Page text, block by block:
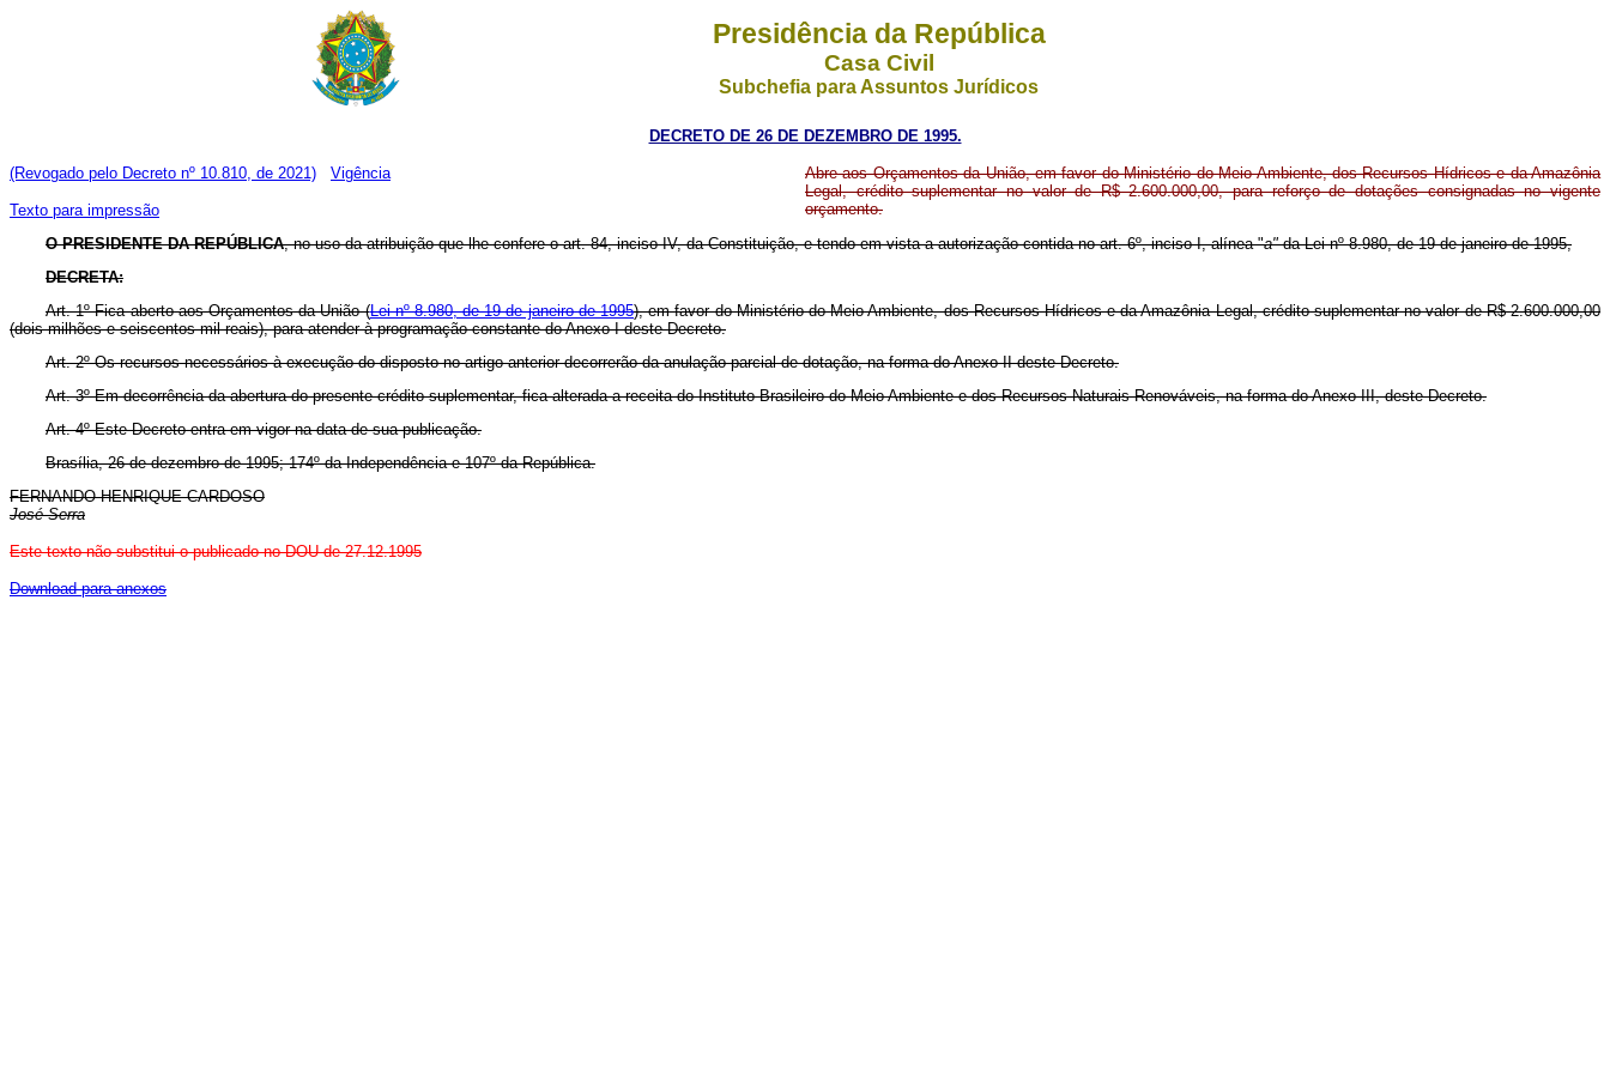
Presidência da República
Casa Civil
Subchefia para Assuntos Jurídicos
DECRETO DE 26 DE DEZEMBRO DE 1995.
(Revogado pelo Decreto nº 10.810, de 2021) Vigência
Texto para impressão
Abre aos Orçamentos da União, em favor do Ministério do Meio Ambiente, dos Recursos Hídricos e da Amazônia
Legal, crédito suplementar no valor de R$ 2.600.000,00, para reforço de dotações consignadas no vigente
orçamento.
O PRESIDENTE DA REPÚBLICA, no uso da atribuição que lhe confere o art. 84, inciso IV, da Constituição, e tendo em vista a autorização contida no art. 6º, inciso I, alínea "a"da Lei nº 8.980, de 19 de janeiro de 1995,
DECRETA:
Art. 1º Fica aberto aos Orçamentos da União (Lei nº 8.980, de 19 de janeiro de 1995), em favor do Ministério do Meio Ambiente, dos Recursos Hídricos e da Amazônia Legal, crédito suplementar no valor de R$ 2.600.000,00
(dois milhões e seiscentos mil reais), para atender à programação constante do Anexo I deste Decreto.
Art. 2º Os recursos necessários à execução do disposto no artigo anterior decorrerão da anulação parcial de dotação, na forma do Anexo II deste Decreto.
Art. 3º Em decorrência da abertura do presente crédito suplementar, fica alterada a receita do Instituto Brasileiro do Meio Ambiente e dos Recursos Naturais Renováveis, na forma do Anexo III, deste Decreto.
Art. 4º Este Decreto entra em vigor na data de sua publicação.
Brasília, 26 de dezembro de 1995; 174º da Independência e 107º da República.
FERNANDO HENRIQUE CARDOSO
José Serra
Este texto não substitui o publicado no DOU de 27.12.1995
Download para anexos